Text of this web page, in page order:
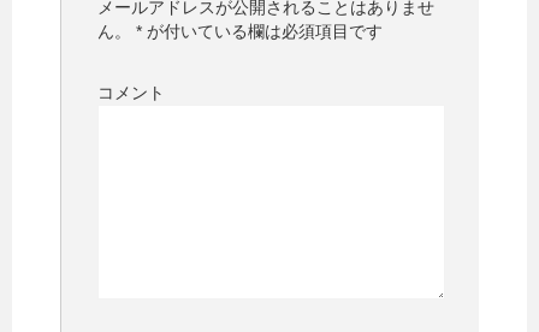
メールアドレスが公開されることはありませ
ん。
* が付いている欄は必須項目です
コメント